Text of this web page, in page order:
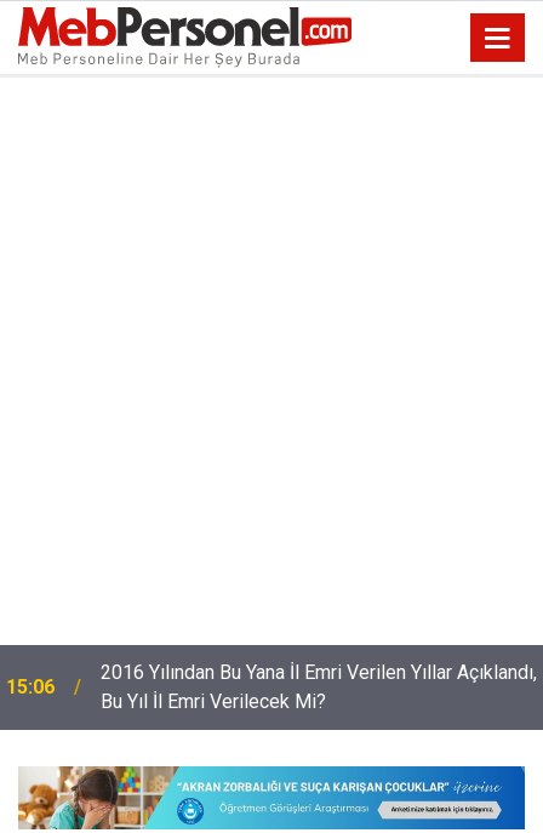
14:28
Risk Grubundaki 9 Bin 842 Çocuk; Sanata ve Spora
Yönlendirildi